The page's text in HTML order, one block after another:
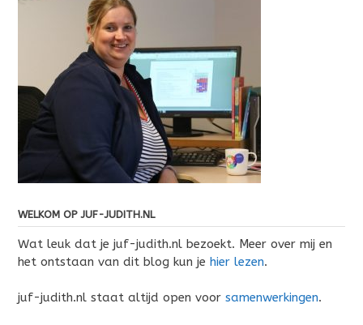
WELKOM OP JUF-JUDITH.NL
Wat leuk dat je juf-judith.nl bezoekt. Meer over mij en
het ontstaan van dit blog kun je hier lezen.
juf-judith.nl staat altijd open voor samenwerkingen.